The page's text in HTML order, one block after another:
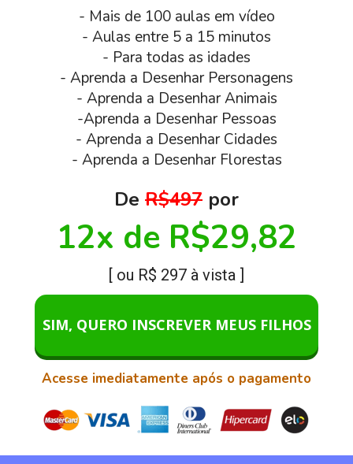
12x de R$29,82
SIM, QUERO INSCREVER MEUS FILHOS
[ ou R$ 297 à vista ]
De R$497 por
Acesse imediatamente após o pagamento
- Mais de 100 aulas em vídeo
- Aulas entre 5 a 15 minutos
- Para todas as idades
- Aprenda a Desenhar Personagens
- Aprenda a Desenhar Animais
-Aprenda a Desenhar Pessoas
- Aprenda a Desenhar Cidades
- Aprenda a Desenhar Florestas